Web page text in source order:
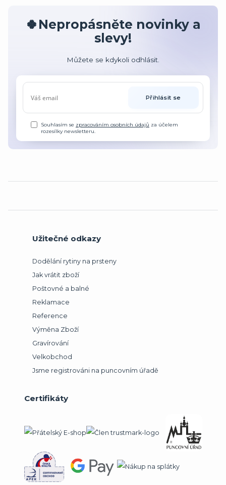
🍀Nepropásněte novinky a
slevy!
Můžete se kdykoli odhlásit.
Přihlásit se
Souhlasím se zpracováním osobních údajů za účelem
rozesílky newsletteru.
Užitečné odkazy
Dodělání rytiny na prsteny
Jak vrátit zboží
Poštovné a balné
Reklamace
Reference
Výměna Zboží
Gravírování
Velkobchod
Jsme registrováni na puncovním úřadě
Certifikáty